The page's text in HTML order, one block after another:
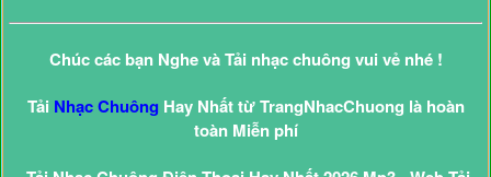
Chúc các bạn Nghe và Tải nhạc chuông vui vẻ nhé !
Tải Nhạc Chuông Hay Nhất từ TrangNhacChuong là hoàn
toàn Miễn phí